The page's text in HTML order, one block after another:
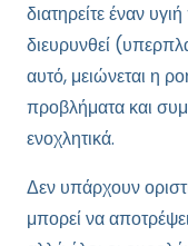
διατηρείτε έναν
διευρυνθεί
αυτό, μειώνεται η
προβλήματα και
ενοχλητικά.
Δεν υπάρχουν
μπορεί να